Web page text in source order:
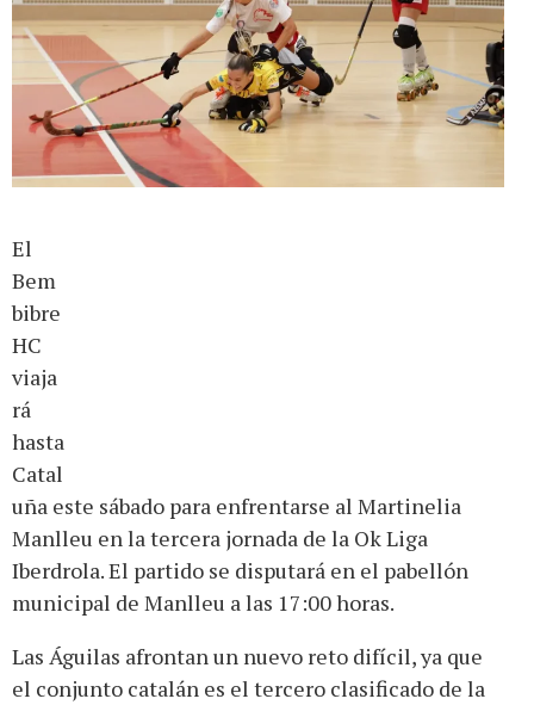
El
Bem
bibre
HC
viaja
rá
hasta
Catal
uña este sábado para enfrentarse al Martinelia
Manlleu en la tercera jornada de la Ok Liga
Iberdrola. El partido se disputará en el pabellón
municipal de Manlleu a las 17:00 horas.
Las Águilas afrontan un nuevo reto difícil, ya que
el conjunto catalán es el tercero clasificado de la